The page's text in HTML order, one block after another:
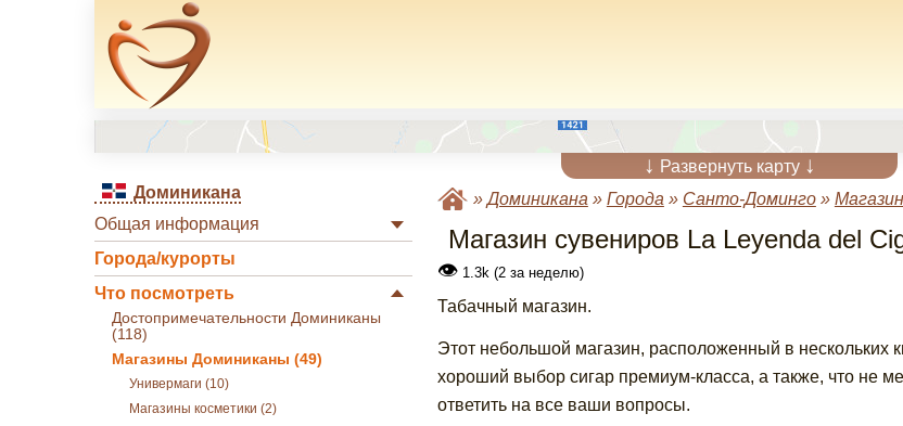
↓ Развернуть карту ↓
Доминикана
Общая информация
Города/курорты
Что посмотреть
Достопримечательности Доминиканы
(118)
Магазины Доминиканы (49)
Универмаги (10)
Магазины косметики (2)
»Доминикана » Города » Санто-Доминго»
Магазин сувениров La Leyenda del
👁1.3k (2 за неделю)
Табачный магазин.
Этот небольшой магазин, расположенный в нескольких
хороший выбор сигар премиум-класса, а также, что не
ответить на все ваши вопросы.